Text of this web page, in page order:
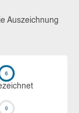
Auszeichnung